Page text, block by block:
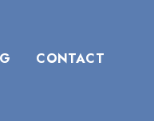
CONTACT